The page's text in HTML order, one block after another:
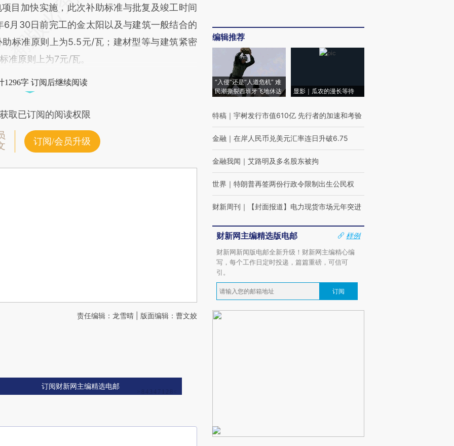
加快实施，此次补助标准与批复及竣工时间
月30日前完工的金太阳以及与建筑一般结合的
标准原则上为5.5元/瓦；建材型等与建筑紧密
准原则上为7元/瓦。
1296字 订阅后继续阅读
取已订阅的阅读权限
订阅/会员升级
责任编辑：龙雪晴 | 版面编辑：曹文姣
订阅财新网主编精选电邮
编辑推荐
“入侵”还是“人道危机” 难
民潮撕裂西班牙飞地休达
显影｜瓜农的漫长等待
特稿 ｜ 宇树发行市值610亿 先行者的加速和考验
金融 ｜ 在岸人民币兑美元汇率连日升破6.75
金融我闻 ｜ 艾路明及多名股东被拘
世界 ｜ 特朗普再签两份行政令限制出生公民权
财新周刊 ｜ 【封面报道】电力现货市场元年突进
财新网主编精选版电邮
样例
财新网新闻版电邮全新升级！财新网主编精心编
写，每个工作日定时投递，篇篇重磅，可信可
引。
订阅